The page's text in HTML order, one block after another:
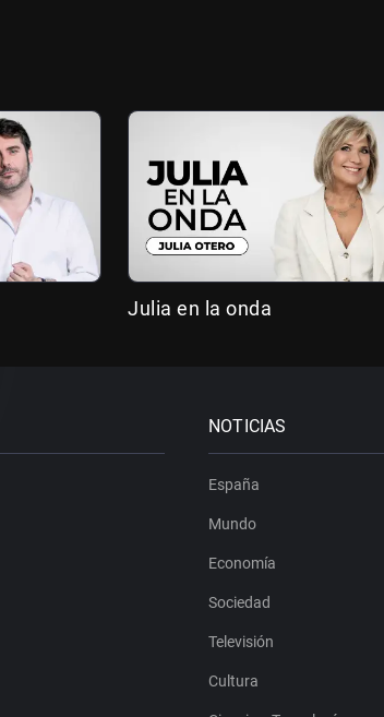
Julia en la onda
NOTICIAS
España
Mundo
Economía
Sociedad
Televisión
Cultura